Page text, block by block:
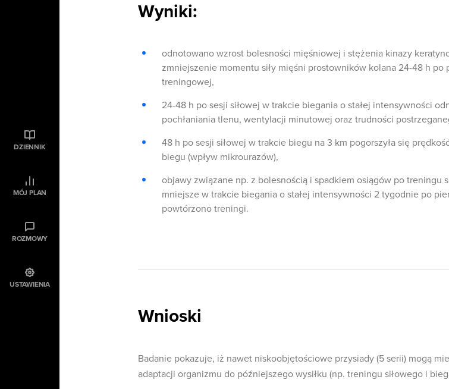
DZIENNIK
MÓJ PLAN
ROZMOWY
USTAWIENIA
Wyniki:
odnotowano wzrost bolesności mięśniowej i stężenia kinazy
zmniejszenie momentu siły mięśni prostowników kolana 24-48 h po
treningowej,
24-48 h po sesji siłowej w trakcie biegania o stałej intensywności
pochłaniania tlenu, wentylacji minutowej oraz trudności
48 h po sesji siłowej w trakcie biegu na 3 km pogorszyła się
biegu (wpływ mikrourazów),
objawy związane np. z bolesnością i spadkiem osiągów po treningu
mniejsze w trakcie biegania o stałej intensywności 2 tygodnie po
powtórzono treningi.
Wnioski
Badanie pokazuje, iż nawet niskoobjętościowe przysiady (5 serii) mogą
adaptacji organizmu do późniejszego wysiłku (np. treningu siłowego i